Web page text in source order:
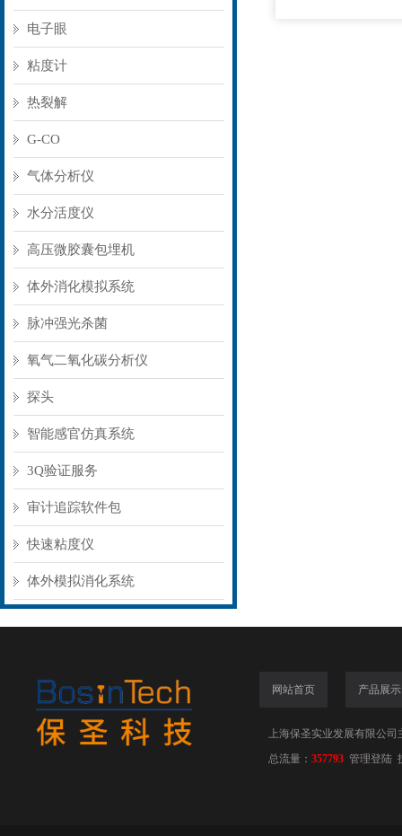
电子眼
粘度计
热裂解
G-CO
气体分析仪
水分活度仪
高压微胶囊包埋机
体外消化模拟系统
脉冲强光杀菌
氧气二氧化碳分析仪
探头
智能感官仿真系统
3Q验证服务
审计追踪软件包
快速粘度仪
体外模拟消化系统
网站首页 产品展示
上海保圣实业发展有限公司
总流量： 357793 管理登陆